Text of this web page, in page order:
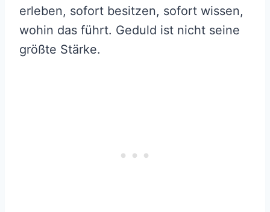
erleben, sofort besitzen, sofort wissen,
wohin das führt. Geduld ist nicht seine
größte Stärke.